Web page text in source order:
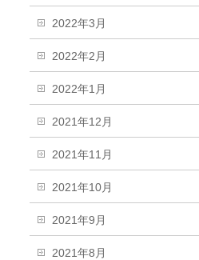
2022年3月
2022年2月
2022年1月
2021年12月
2021年11月
2021年10月
2021年9月
2021年8月